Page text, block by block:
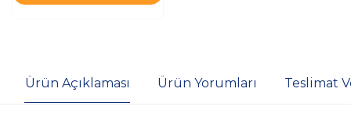
Ürün Açıklaması Ürün Yorumları Teslimat